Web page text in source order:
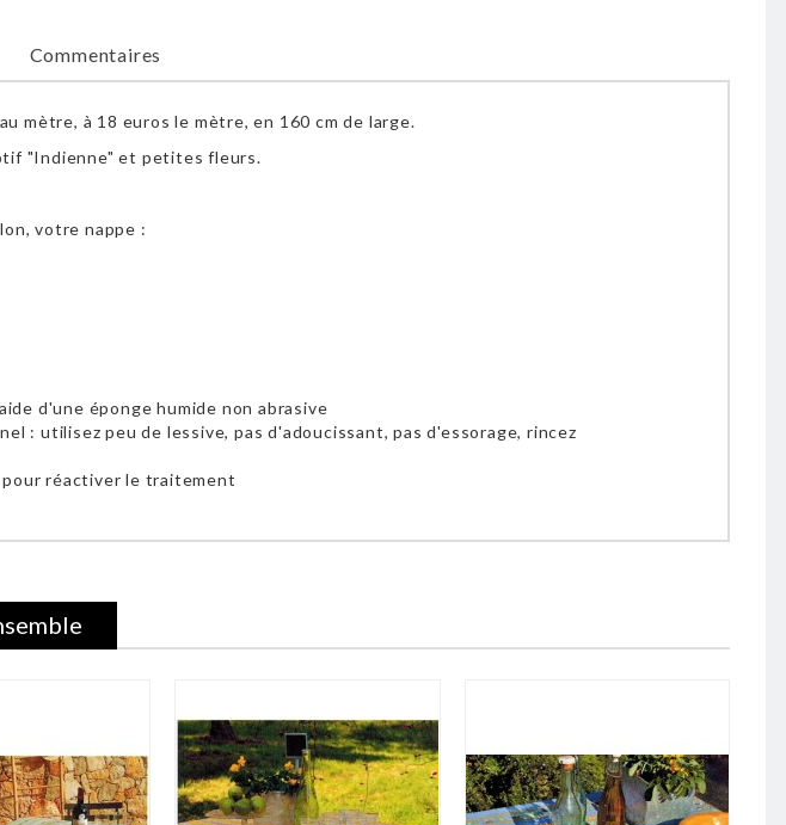
Commentaires
mètre, à 18 euros le mètre, en 160 cm de large.
"Indienne" et petites fleurs.
votre nappe :
d'une éponge humide non abrasive
: utilisez peu de lessive, pas d'adoucissant, pas d'essorage, rincez
pour réactiver le traitement